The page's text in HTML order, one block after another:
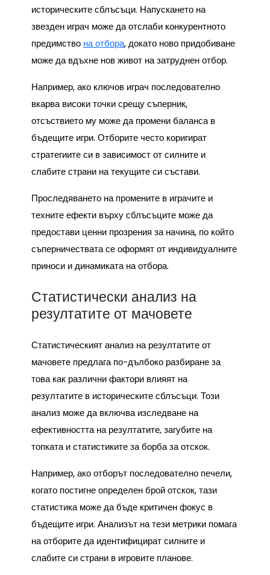
историческите сблъсъци. Напускането на
звезден играч може да отслаби конкурентното
предимство на отбора, докато ново придобиване
може да вдъхне нов живот на затруднен отбор.
Например, ако ключов играч последователно
вкарва високи точки срещу съперник,
отсъствието му може да промени баланса в
бъдещите игри. Отборите често коригират
стратегиите си в зависимост от силните и
слабите страни на текущите си състави.
Проследяването на промените в играчите и
техните ефекти върху сблъсъците може да
предостави ценни прозрения за начина, по който
съперничествата се оформят от индивидуалните
приноси и динамиката на отбора.
Статистически анализ на
резултатите от мачовете
Статистическият анализ на резултатите от
мачовете предлага по-дълбоко разбиране за
това как различни фактори влияят на
резултатите в историческите сблъсъци. Този
анализ може да включва изследване на
ефективността на резултатите, загубите на
топката и статистиките за борба за отскок.
Например, ако отборът последователно печели,
когато постигне определен брой отскок, тази
статистика може да бъде критичен фокус в
бъдещите игри. Анализът на тези метрики помага
на отборите да идентифицират силните и
слабите си страни в игровите планове.